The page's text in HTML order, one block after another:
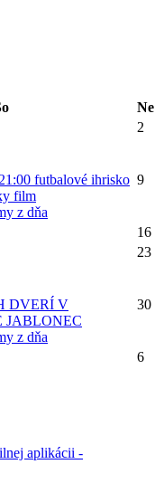
Ne
2
futbalové ihrisko
film
z dňa
9
16
23
DVERÍ V
JABLONEC
z dňa
30
6
aplikácii -